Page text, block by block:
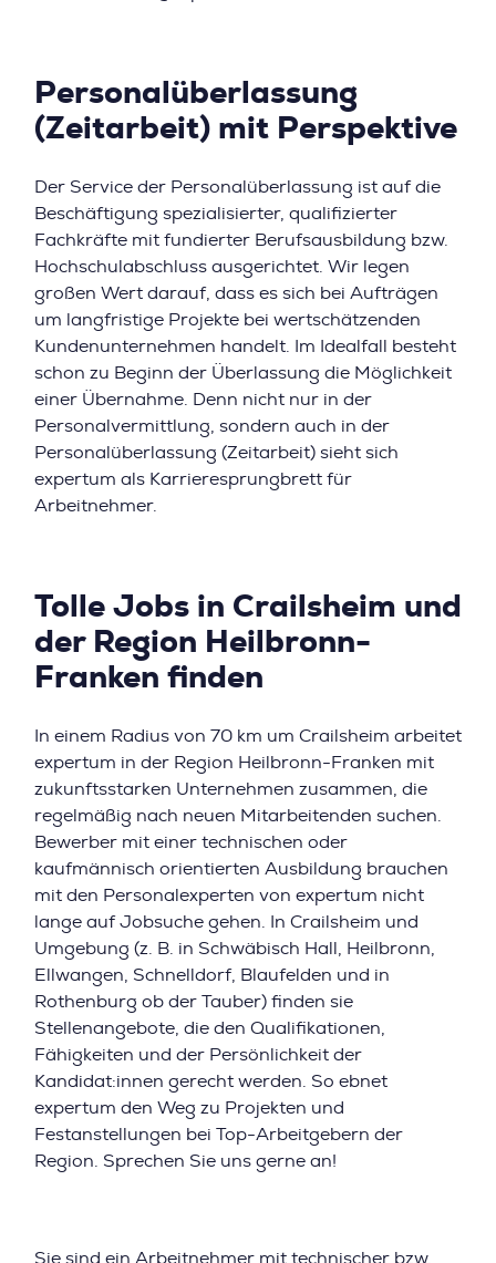
Personalüberlassung
(Zeitarbeit) mit Perspektive
Der Service der Personalüberlassung ist auf die
Beschäftigung spezialisierter, qualifizierter
Fachkräfte mit fundierter Berufsausbildung bzw.
Hochschulabschluss ausgerichtet. Wir legen
großen Wert darauf, dass es sich bei Aufträgen
um langfristige Projekte bei wertschätzenden
Kundenunternehmen handelt. Im Idealfall besteht
schon zu Beginn der Überlassung die Möglichkeit
einer Übernahme. Denn nicht nur in der
Personalvermittlung, sondern auch in der
Personalüberlassung (Zeitarbeit) sieht sich
expertum als Karrieresprungbrett für
Arbeitnehmer.
Tolle Jobs in Crailsheim und
der Region Heilbronn-
Franken finden
In einem Radius von 70 km um Crailsheim arbeitet
expertum in der Region Heilbronn-Franken mit
zukunftsstarken Unternehmen zusammen, die
regelmäßig nach neuen Mitarbeitenden suchen.
Bewerber mit einer technischen oder
kaufmännisch orientierten Ausbildung brauchen
mit den Personalexperten von expertum nicht
lange auf Jobsuche gehen. In Crailsheim und
Umgebung (z. B. in Schwäbisch Hall, Heilbronn,
Ellwangen, Schnelldorf, Blaufelden und in
Rothenburg ob der Tauber) finden sie
Stellenangebote, die den Qualifikationen,
Fähigkeiten und der Persönlichkeit der
Kandidat:innen gerecht werden. So ebnet
expertum den Weg zu Projekten und
Festanstellungen bei Top-Arbeitgebern der
Region. Sprechen Sie uns gerne an!
Sie sind ein Arbeitnehmer mit technischer bzw.